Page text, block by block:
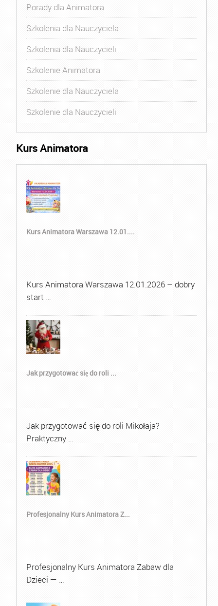
Porady dla Animatora
Szkolenia dla Nauczyciela
Szkolenia dla Nauczycieli
Szkolenie Animatora
Szkolenie dla Nauczyciela
Szkolenie dla Nauczycieli
Kurs Animatora
Kurs Animatora Warszawa 12.01....
Kurs Animatora Warszawa 12.01.2026 – dobry
start …
Jak przygotować się do roli ...
Jak przygotować się do roli Mikołaja?
Praktyczny …
Profesjonalny Kurs Animatora Z...
Profesjonalny Kurs Animatora Zabaw dla
Dzieci — …